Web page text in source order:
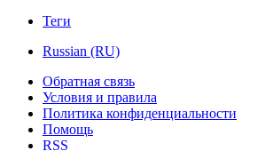
Теги
Russian (RU)
Обратная связь
Условия и правила
Политика конфиденциальности
Помощь
RSS